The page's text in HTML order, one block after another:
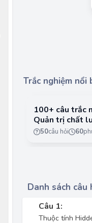
Trắc nghiệm nổi
100+ câu trắc
Quản trị chất
vụ có lời giải
50câu hỏi 60
Danh sách câu
Câu 1:
Thuộc tính